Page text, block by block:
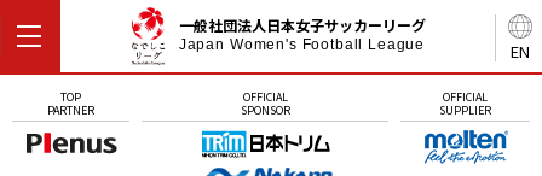
EN
一般社団法人日本女子サッカーリーグ
Japan Women's Football League
TOP
PARTNER
OFFICIAL
SPONSOR
OFFICIAL
SUPPLIER